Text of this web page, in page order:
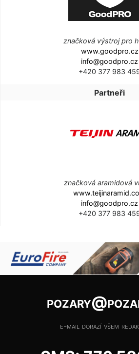
značková výstroj pro
www.goodpro.cz
info@goodpro.cz
+420 377 983
Partneři
značková aramidová
info@goodpro.cz
+420 377 983
e-mail dorazí všem